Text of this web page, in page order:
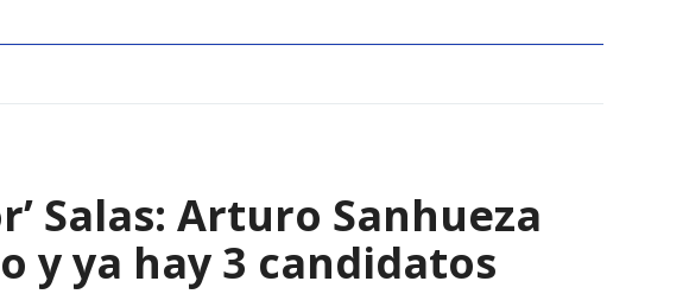
Salas: Arturo Sanhueza
y ya hay 3 candidatos